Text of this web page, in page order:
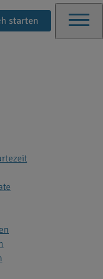
starten